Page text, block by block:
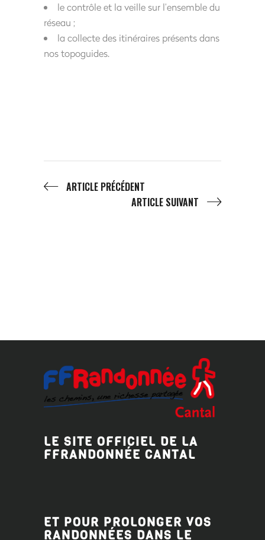
le contrôle et la veille sur l’ensemble du
réseau ;
la collecte des itinéraires présents dans
nos topoguides.
ARTICLE PRÉCÉDENT
ARTICLE SUIVANT
LE SITE OFFICIEL DE LA
FFRANDONNÉE CANTAL
ET POUR PROLONGER VOS
RANDONNÉES DANS LE